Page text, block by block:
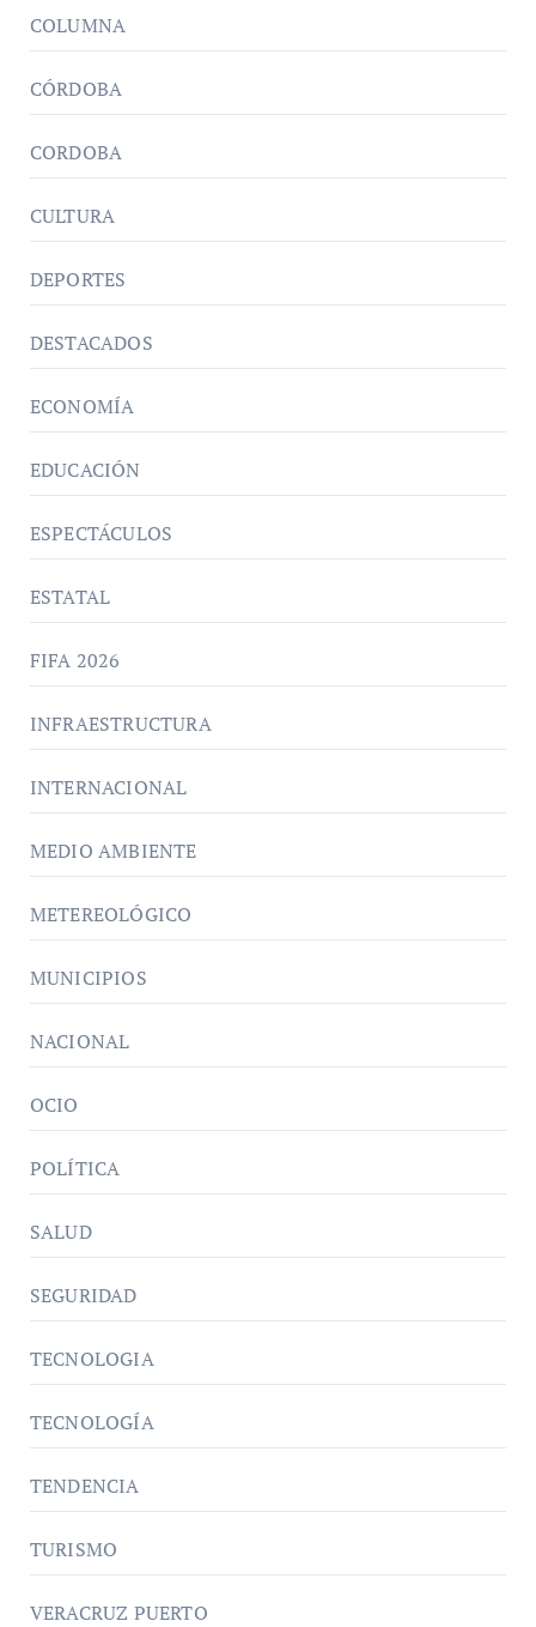
COLUMNA
CÓRDOBA
CORDOBA
CULTURA
DEPORTES
DESTACADOS
ECONOMÍA
EDUCACIÓN
ESPECTÁCULOS
ESTATAL
FIFA 2026
INFRAESTRUCTURA
INTERNACIONAL
MEDIO AMBIENTE
METEREOLÓGICO
MUNICIPIOS
NACIONAL
OCIO
POLÍTICA
SALUD
SEGURIDAD
TECNOLOGIA
TECNOLOGÍA
TENDENCIA
TURISMO
VERACRUZ PUERTO